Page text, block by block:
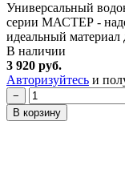
Универсальный
серии МАСТЕР -
идеальный
В наличии
3 920 руб.
Авторизуйтесь и
−
В корзину